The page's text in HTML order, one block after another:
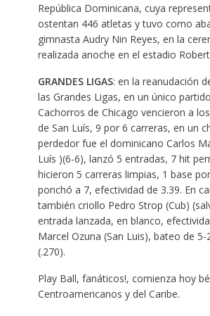
República Dominicana, cuya
ostentan 446 atletas y tuvo como
gimnasta Audry Nin Reyes, en la
realizada anoche en el estadio
GRANDES LIGAS: en la reanudación
las Grandes Ligas, en un único
Cachorros de Chicago vencieron a
de San Luís, 9 por 6 carreras, en un
perdedor fue el dominicano Carlos
Luís )(6-6), lanzó 5 entradas, 7 hit
hicieron 5 carreras limpias, 1 base
ponchó a 7, efectividad de 3.39. En
también criollo Pedro Strop (Cub)
entrada lanzada, en blanco,
Marcel Ozuna (San Luis), bateo de 5-
(.270).
Play Ball, fanáticos!, comienza hoy
Centroamericanos y del Caribe.